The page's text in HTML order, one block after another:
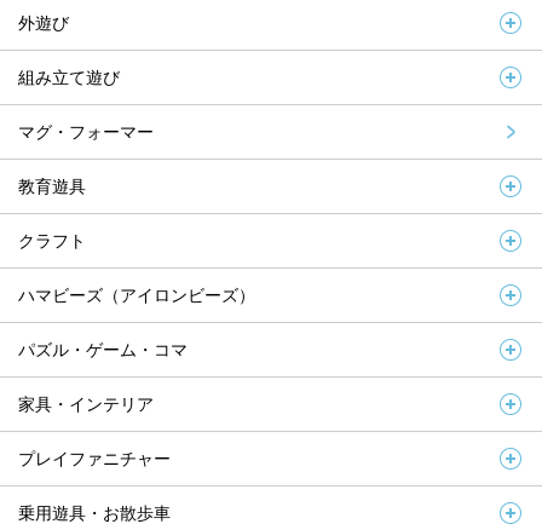
外遊び
組み立て遊び
マグ・フォーマー
教育遊具
クラフト
ハマビーズ（アイロンビーズ）
パズル・ゲーム・コマ
家具・インテリア
プレイファニチャー
乗用遊具・お散歩車